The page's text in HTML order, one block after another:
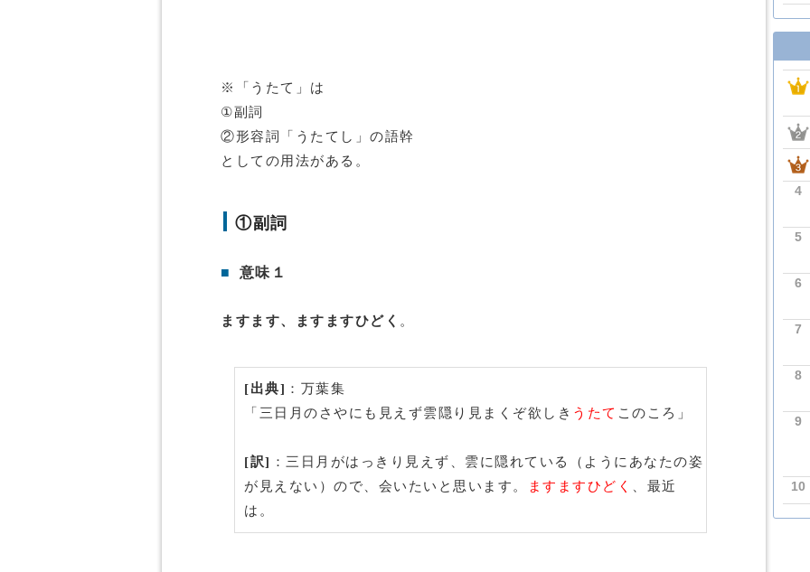
※「うたて」は
①副詞
②形容詞「うたてし」の語幹
としての用法がある。
①副詞
■ 意味１
ますます、ますますひどく 。
[出典] ：万葉集
「三日月のさやにも見えず雲隠り見まくぞ欲しき うたて このころ」
[訳] ：三日月がはっきり見えず、雲に隠れている（ようにあなたの姿
が見えない）ので、会いたいと思います。
ますますひどく
、最近
は。
4
5
6
7
8
9
10